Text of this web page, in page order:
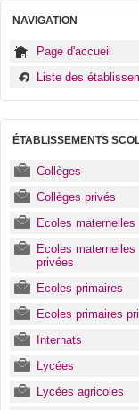
NAVIGATION
Page d'accueil
Liste des
ÉTABLISSEMENTS
Collèges
Collèges privés
Ecoles maternelles
Ecoles maternelles
privées
Ecoles primaires
Ecoles primaires
Internats
Lycées
Lycées agricoles